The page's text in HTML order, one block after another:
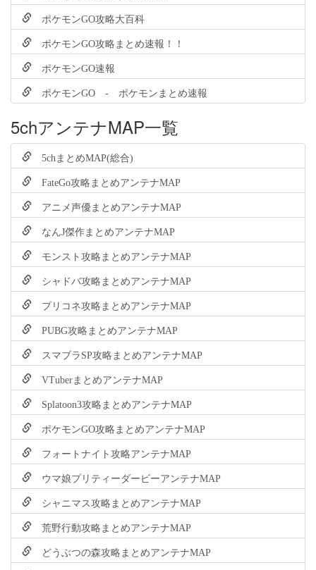
ポケモンGO攻略大百科
ポケモンGO攻略まとめ速報！！
ポケモンGO速報
ポケモンGO - ポケモンまとめ速報
5chアンテナMAP一覧
5chまとめMAP(総合)
FateGo攻略まとめアンテナMAP
アニメ声優まとめアンテナMAP
なんJ傑作まとめアンテナMAP
モンスト攻略まとめアンテナMAP
シャドバ攻略まとめアンテナMAP
プリコネ攻略まとめアンテナMAP
PUBG攻略まとめアンテナMAP
スマブラSP攻略まとめアンテナMAP
VTuberまとめアンテナMAP
Splatoon3攻略まとめアンテナMAP
ポケモンGO攻略まとめアンテナMAP
フォートナイト攻略アンテナMAP
ウマ娘プリティーダービーアンテナMAP
シャニマス攻略まとめアンテナMAP
荒野行動攻略まとめアンテナMAP
どうぶつの森攻略まとめアンテナMAP